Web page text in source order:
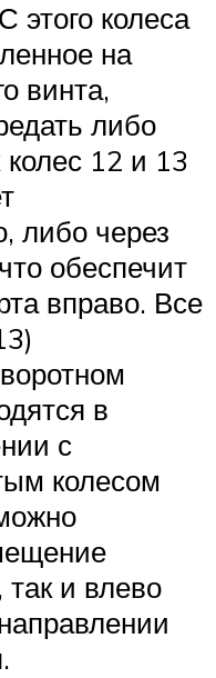
этого колеса
на
винта,
либо
колес 12 и 13
либо через
обеспечит
вправо. Все
в
с
колесом
так и влево